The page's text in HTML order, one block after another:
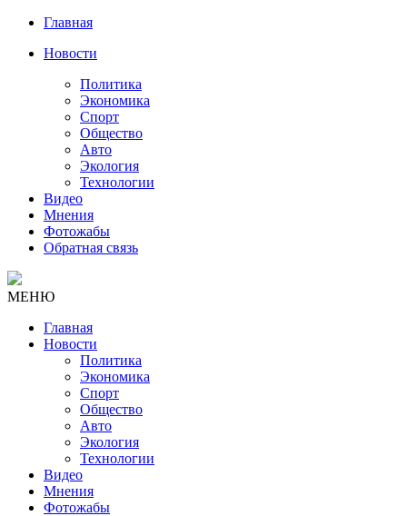
Главная
Новости
Политика
Экономика
Спорт
Общество
Авто
Экология
Технологии
Видео
Мнения
Фотожабы
Обратная связь
МЕНЮ
Главная
Новости
Политика
Экономика
Спорт
Общество
Авто
Экология
Технологии
Видео
Мнения
Фотожабы